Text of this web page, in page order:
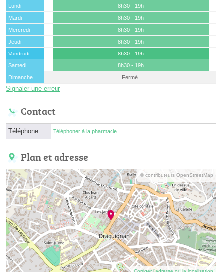
Lundi
8h30 - 19h
Mardi
8h30 - 19h
Mercredi
8h30 - 19h
Jeudi
8h30 - 19h
Vendredi
8h30 - 19h
Samedi
8h30 - 19h
Dimanche
Fermé
Signaler une erreur
Contact
Téléphone Téléphoner à la pharmacie
Plan et adresse
© contributeurs OpenStreetMap
Corriger l’adresse ou la localisation